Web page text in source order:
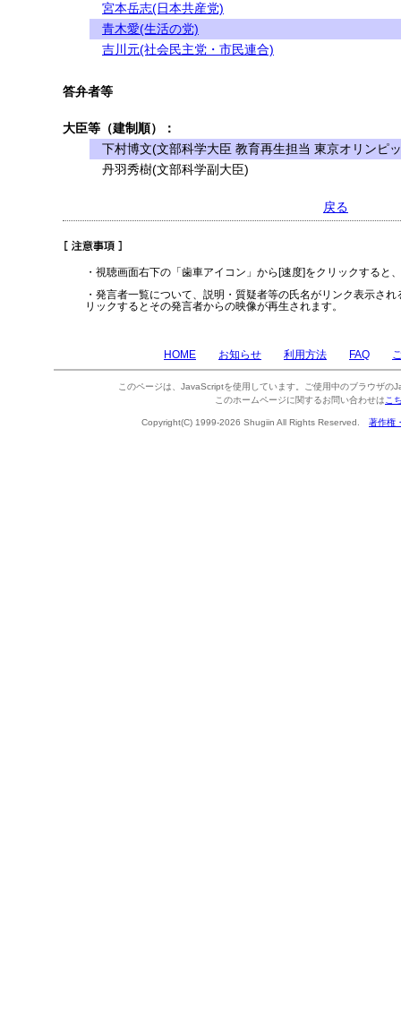
宮本岳志(日本共産党)
青木愛(生活の党)
吉川元(社会民主党・市民連合)
答弁者等
大臣等（建制順）：
下村博文(文部科学大臣 教育再生担当 東京オリンピ
丹羽秀樹(文部科学副大臣)
戻る
・視聴画面右下の「歯車アイコン」から[速度]をクリックすると
・発言者一覧について、説明・質疑者等の氏名がリンク表示さ
リックするとその発言者からの映像が再生されます。
HOME お知らせ 利用方法 FAQ
このページは、JavaScriptを使用しています。ご使用中のブラウザの
このホームページに関するお問い合わせは こ
Copyright(C) 1999-2026 Shugiin All Rights Reserved. 著作権